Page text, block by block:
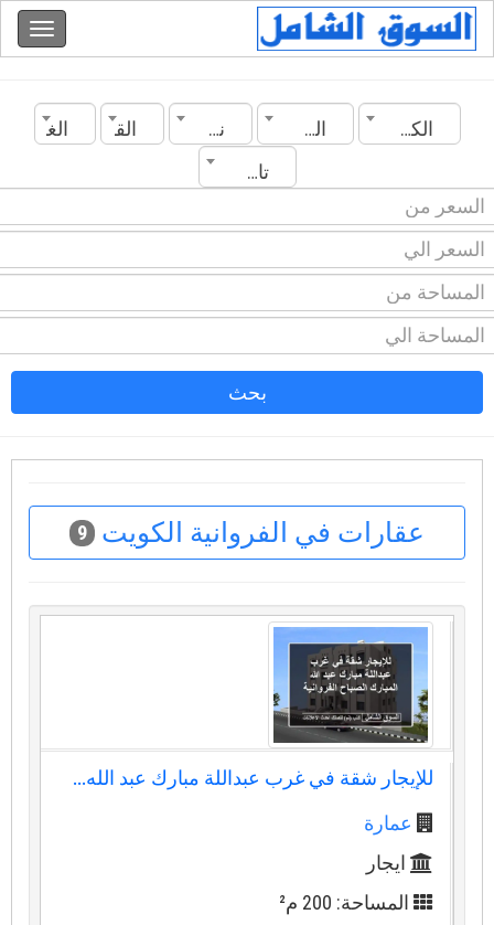
الكويت الفروانية نوع العقار القسم
الغرف
تاريخ الانشاء
بحث
عقارات في الفروانية الكويت 9
للإيجار شقة في غرب عبداللة مبارك عبد الله...
عمارة
ايجار
المساحة: 200 م²